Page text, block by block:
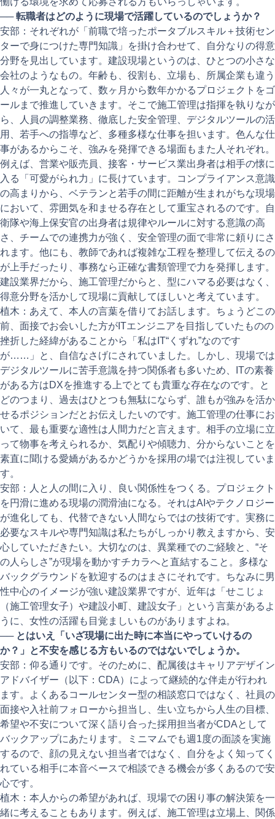
──転職者はどのように現場で活躍しているのでしょうか？
安部：それぞれが「前職で培ったポータブルスキル＋技術セン
ターで身につけた専門知識」を掛け合わせて、自分なりの得意
分野を見出しています。建設現場というのは、ひとつの小さな
会社のようなもの。年齢も、役割も、立場も、所属企業も違う
人々が一丸となって、数ヶ月から数年かかるプロジェクトをゴ
ールまで推進していきます。そこで施工管理は指揮を執りなが
ら、人員の調整業務、徹底した安全管理、デジタルツールの活
用、若手への指導など、多種多様な仕事を担います。色んな仕
事があるからこそ、強みを発揮できる場面もまた人それぞれ。
例えば、営業や販売員、接客・サービス業出身者は相手の懐に
入る「可愛がられ力」に長けています。コンプライアンス意識
の高まりから、ベテランと若手の間に距離が生まれがちな現場
において、雰囲気を和ませる存在として重宝されるのです。自
衛隊や海上保安官の出身者は規律やルールに対する意識の高
さ、チームでの連携力が強く、安全管理の面で非常に頼りにさ
れます。他にも、教師であれば複雑な工程を整理して伝えるの
が上手だったり、事務なら正確な書類管理で力を発揮します。
建設業界だから、施工管理だからと、型にハマる必要はなく、
得意分野を活かして現場に貢献してほしいと考えています。
植木：あえて、本人の言葉を借りてお話します。ちょうどこの
前、面接でお会いした方がITエンジニアを目指していたものの
挫折した経緯があることから「私はIT“くずれ”なのです
が……」と、自信なさげにされていました。しかし、現場では
デジタルツールに苦手意識を持つ関係者も多いため、ITの素養
がある方はDXを推進する上でとても貴重な存在なのです。と
どのつまり、過去はひとつも無駄にならず、誰もが強みを活か
せるポジションだとお伝えしたいのです。施工管理の仕事にお
いて、最も重要な適性は人間力だと言えます。相手の立場に立
って物事を考えられるか、気配りや傾聴力、分からないことを
素直に聞ける愛嬌があるかどうかを採用の場では注視していま
す。
安部：人と人の間に入り、良い関係性をつくる。プロジェクト
を円滑に進める現場の潤滑油になる。それはAIやテクノロジー
が進化しても、代替できない人間ならではの技術です。実務に
必要なスキルや専門知識は私たちがしっかり教えますから、安
心していただきたい。大切なのは、異業種でのご経験と、“そ
の人らしさ”が現場を動かすチカラへと直結すること。多様な
バックグラウンドを歓迎するのはまさにそれです。ちなみに男
性中心のイメージが強い建設業界ですが、近年は「せこじょ
（施工管理女子）や建設小町、建設女子」という言葉があるよ
うに、女性の活躍も目覚ましいものがありますよね。
── とはいえ「いざ現場に出た時に本当にやっていけるの
か？」と不安を感じる方もいるのではないでしょうか。
安部：仰る通りです。そのために、配属後はキャリアデザイン
アドバイザー（以下：CDA）によって継続的な伴走が行われ
ます。よくあるコールセンター型の相談窓口ではなく、社員の
面接や入社前フォローから担当し、生い立ちから人生の目標、
希望や不安について深く語り合った採用担当者がCDAとして
バックアップにあたります。ミニマムでも週1度の面談を実施
するので、顔の見えない担当者ではなく、自分をよく知ってく
れている相手に本音ベースで相談できる機会が多くあるので安
心です。
植木：本人からの希望があれば、現場での困り事の解決策を一
緒に考えることもあります。例えば、施工管理は立場上、関係